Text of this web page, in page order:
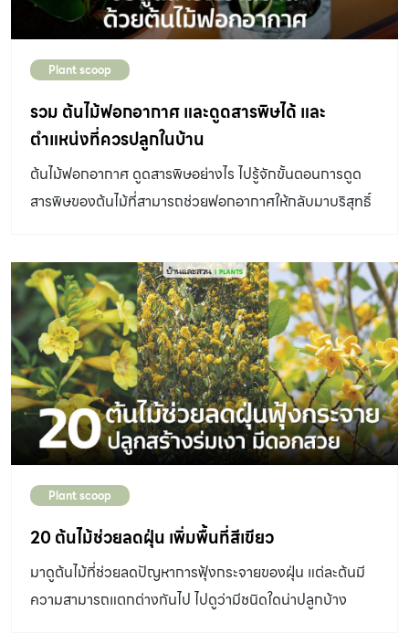
Plant scoop
รวม ต้นไม้ฟอกอากาศ และดูดสารพิษได้ และ
ตำแหน่งที่ควรปลูกในบ้าน
ต้นไม้ฟอกอากาศ ดูดสารพิษอย่างไร ไปรู้จักขั้นตอนการดูด
สารพิษของต้นไม้ที่สามารถช่วยฟอกอากาศให้กลับมาบริสุทธิ์
Plant scoop
20 ต้นไม้ช่วยลดฝุ่น เพิ่มพื้นที่สีเขียว
มาดูต้นไม้ที่ช่วยลดปัญหาการฟุ้งกระจายของฝุ่น แต่ละต้นมี
ความสามารถแตกต่างกันไป ไปดูว่ามีชนิดใดน่าปลูกบ้าง